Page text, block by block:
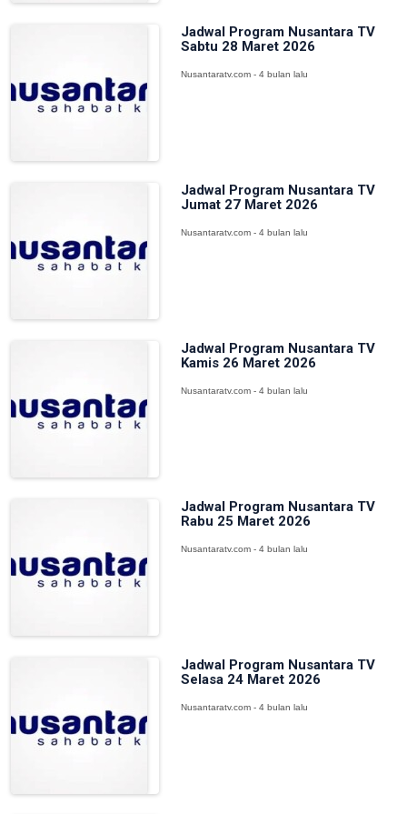
Jadwal Program Nusantara TV
Sabtu 28 Maret 2026
Nusantaratv.com - 4 bulan lalu
Jadwal Program Nusantara TV
Jumat 27 Maret 2026
Nusantaratv.com - 4 bulan lalu
Jadwal Program Nusantara TV
Kamis 26 Maret 2026
Nusantaratv.com - 4 bulan lalu
Jadwal Program Nusantara TV
Rabu 25 Maret 2026
Nusantaratv.com - 4 bulan lalu
Jadwal Program Nusantara TV
Selasa 24 Maret 2026
Nusantaratv.com - 4 bulan lalu